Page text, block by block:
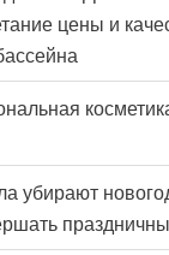
цены и
убирают